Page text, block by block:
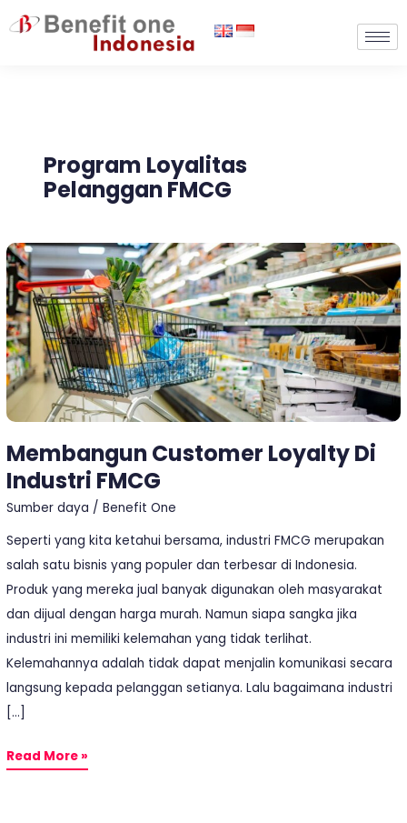
Lewati
ke
Program Loyalitas
Pelanggan FMCG
Membangun Customer Loyalty Di
Industri FMCG
Sumber daya /Benefit One
Seperti yang kita ketahui bersama, industri FMCG merupakan
salah satu bisnis yang populer dan terbesar di Indonesia.
Produk yang mereka jual banyak digunakan oleh masyarakat
dan dijual dengan harga murah. Namun siapa sangka jika
industri ini memiliki kelemahan yang tidak terlihat.
Kelemahannya adalah tidak dapat menjalin komunikasi secara
langsung kepada pelanggan setianya. Lalu bagaimana industri
[…]
Membangun
Customer
Loyalty
Di
Industri
FMCG
Read More »